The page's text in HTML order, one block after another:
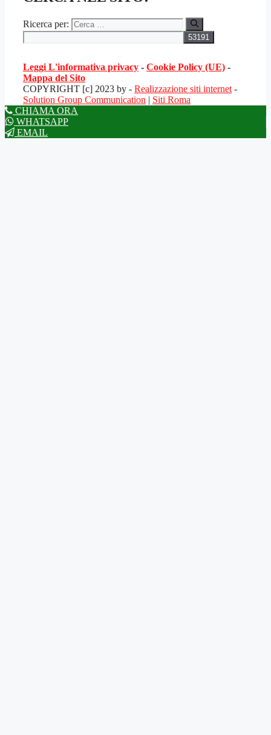
Ricerca per:
Leggi L'informativa privacy - Cookie Policy (UE) -
Mappa del Sito
COPYRIGHT [c] 2023 by - Realizzazione siti internet -
Solution Group Communication | Siti Roma
CHIAMA ORA
WHATSAPP
EMAIL